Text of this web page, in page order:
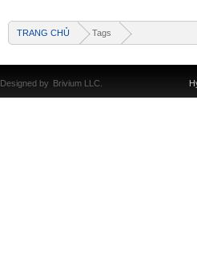
TRANG CHỦ Tags
Designed by Brivium LLC.